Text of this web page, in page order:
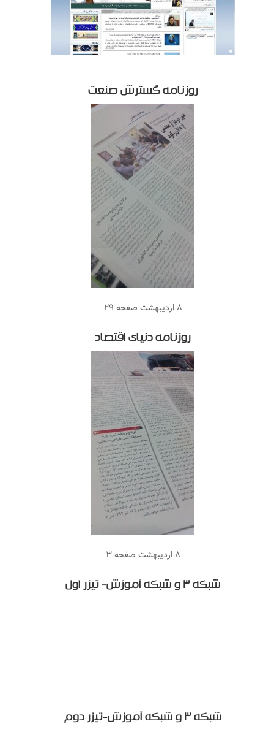
روزنامه گسترش صنعت
۸ اردیبهشت صفحه ۲۹
روزنامه دنیای اقتصاد
۸ اردیبهشت صفحه ۳
شبکه ۳ و شبکه آموزش- تیزر اول
شبکه ۳ و شبکه آموزش-تیزر دوم